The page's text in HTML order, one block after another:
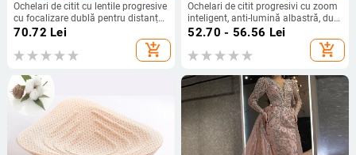
Ochelari de citit cu lentile progresive
cu focalizare dublă pentru distanță
și aproape, lentile fotokromice și
protecție împotriva luminii albastre.
70.72 Lei
add_shopping_cart
Ochelari de citit progresivi cu zoom
inteligent, anti-lumină albastră, dual
pentru distanță și aproape, din aliaj
52.70 - 56.56 Lei
add_shopping_cart